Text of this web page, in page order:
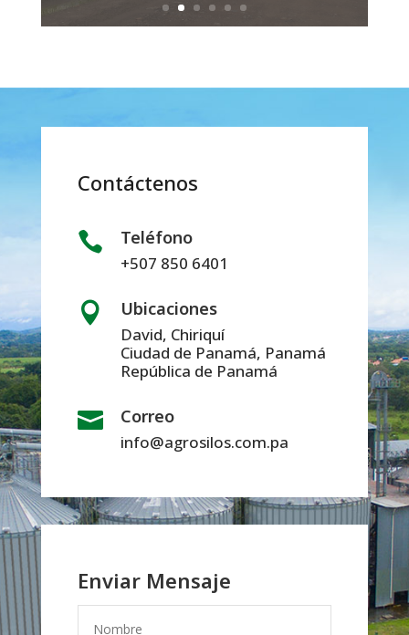
Contáctenos
 Teléfono
+507 850 6401
 Ubicaciones
David, Chiriquí
Ciudad de Panamá, Panamá
República de Panamá
 Correo
info@agrosilos.com.pa
Enviar Mensaje